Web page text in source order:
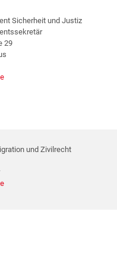
Sicherheit und Justiz
29
und Zivilrecht